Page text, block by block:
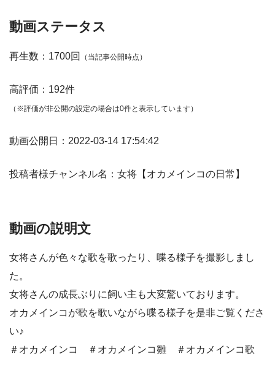
動画ステータス
再生数：1700回 （当記事公開時点）
高評価：192件
（※評価が非公開の設定の場合は0件と表示しています）
動画公開日：2022-03-14 17:54:42
投稿者様チャンネル名：女将【オカメインコの日常】
動画の説明文
女将さんが色々な歌を歌ったり、喋る様子を撮影しまし
た。
女将さんの成長ぶりに飼い主も大変驚いております。
オカメインコが歌を歌いながら喋る様子を是非ご覧くださ
い♪
＃オカメインコ ＃オカメインコ雛 ＃オカメインコ歌